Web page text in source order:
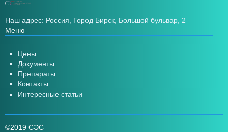
Наш адрес: Россия, Город Бирск, Большой бульвар, 2
Меню
Цены
Документы
Препараты
Контакты
Интересные статьи
©2019 СЭС